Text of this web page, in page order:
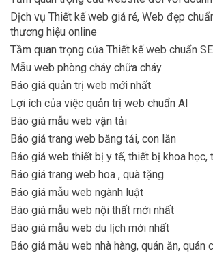
Dịch vụ Thiết kế web giá rẻ, Web đẹp
thương hiệu online
Tầm quan trọng của Thiết kế web chuẩn
Mẫu web phòng cháy chữa cháy
Báo giá quản trị web mới nhất
Lợi ích của việc quản trị web chuẩn AI
Báo giá mẫu web vận tải
Báo giá trang web băng tải, con lăn
Báo giá web thiết bị y tế, thiết bị khoa học,
Báo giá trang web hoa , quà tặng
Báo giá mẫu web ngành luật
Báo giá mẫu web nội thất mới nhất
Báo giá mẫu web du lịch mới nhất
Báo giá mẫu web nhà hàng, quán ăn, quán